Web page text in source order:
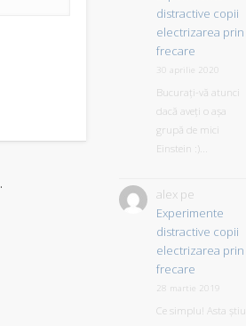
.
distractive copii
electrizarea prin
frecare
30 aprilie 2020
Bucurați-vă atunci
dacă aveți o așa
grupă de mici
Einstein :)...
alexpe
Experimente
distractive copii
electrizarea prin
frecare
28 martie 2019
Ce simplu! Asta știu